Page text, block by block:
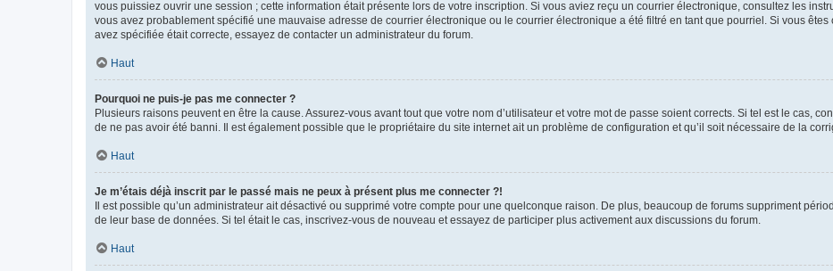
vous puissiez ouvrir une session ; cette information était présente lors de votre inscription. Si vous aviez reçu un courrier électronique, consultez les
vous avez probablement spécifié une mauvaise adresse de courrier électronique ou le courrier électronique a été filtré en tant que pourriel. Si vous
avez spécifiée était correcte, essayez de contacter un administrateur du forum.
Haut
Pourquoi ne puis-je pas me connecter ?
Plusieurs raisons peuvent en être la cause. Assurez-vous avant tout que votre nom d’utilisateur et votre mot de passe soient corrects. Si tel est le cas,
de ne pas avoir été banni. Il est également possible que le propriétaire du site internet ait un problème de configuration et qu’il soit nécessaire de la
Haut
Je m’étais déjà inscrit par le passé mais ne peux à présent plus me connecter ?!
Il est possible qu’un administrateur ait désactivé ou supprimé votre compte pour une quelconque raison. De plus, beaucoup de forums suppriment
de leur base de données. Si tel était le cas, inscrivez-vous de nouveau et essayez de participer plus activement aux discussions du forum.
Haut